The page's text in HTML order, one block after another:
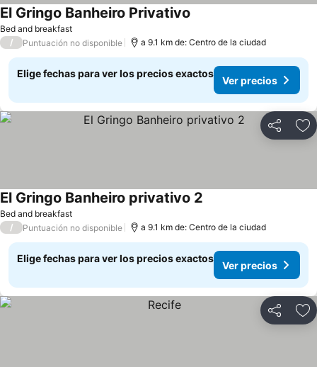
Bed and breakfast
El Gringo Banheiro Privativo
/ Puntuación no disponible a 9.1 km de: Centro de la ciudad
Elige fechas para ver los precios exactos
Ver precios
Compartir
Bed and breakfast
El Gringo Banheiro privativo 2
/ Puntuación no disponible a 9.1 km de: Centro de la ciudad
Elige fechas para ver los precios exactos
Ver precios
Compartir